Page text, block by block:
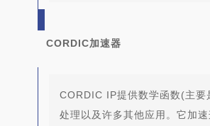
CORDIC加速器
CORDIC IP提供数学函数(主要
处理以及许多其他应用。它加